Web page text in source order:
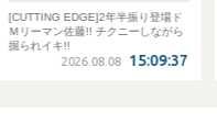
[CUTTING EDGE]2年半振り登場ド
Ｍリーマン佐藤!! チクニーしながら
掘られイキ!!
2026.08.08 15:09:37